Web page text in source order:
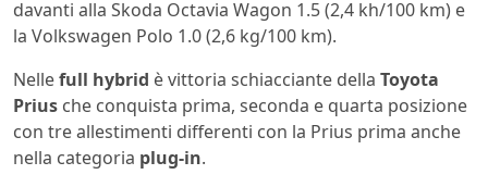
davanti alla Skoda Octavia Wagon 1.5 (2,4 kh/100 km) e
la Volkswagen Polo 1.0 (2,6 kg/100 km).
Nellefull hybrid è vittoria schiacciante della Toyota
Prius che conquista prima, seconda e quarta posizione
con tre allestimenti differenti con la Prius prima anche
nella categoria plug-in.